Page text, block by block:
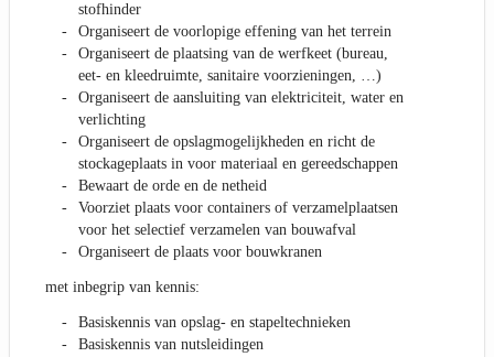
stofhinder
Organiseert de voorlopige effening van het terrein
Organiseert de plaatsing van de werfkeet (bureau,
eet- en kleedruimte, sanitaire voorzieningen, …)
Organiseert de aansluiting van elektriciteit, water en
verlichting
Organiseert de opslagmogelijkheden en richt de
stockageplaats in voor materiaal en gereedschappen
Bewaart de orde en de netheid
Voorziet plaats voor containers of verzamelplaatsen
voor het selectief verzamelen van bouwafval
Organiseert de plaats voor bouwkranen
met inbegrip van kennis:
Basiskennis van opslag- en stapeltechnieken
Basiskennis van nutsleidingen